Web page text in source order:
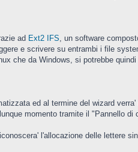
ad Ext2 IFS, un software
e scrivere su entrambi i file
che da Windows, si potrebbe
ed al termine del wizard
momento tramite il "Pannello di
l'allocazione delle lettere